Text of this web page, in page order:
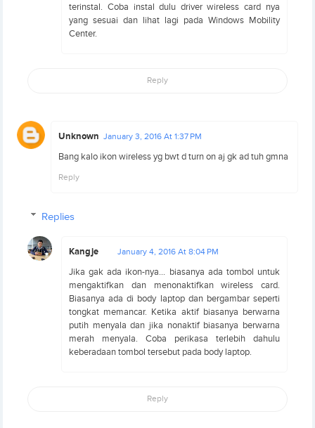
terinstal. Coba instal dulu driver wireless card nya
yang sesuai dan lihat lagi pada Windows Mobility
Center.
Reply
Unknown January 3, 2016 At 1:37 PM
Bang kalo ikon wireless yg bwt d turn on aj gk ad tuh gmna
Reply
Replies
Kangje January 4, 2016 At 8:04 PM
Jika gak ada ikon-nya... biasanya ada tombol untuk
mengaktifkan dan menonaktifkan wireless card.
Biasanya ada di body laptop dan bergambar seperti
tongkat memancar. Ketika aktif biasanya berwarna
putih menyala dan jika nonaktif biasanya berwarna
merah menyala. Coba perikasa terlebih dahulu
keberadaan tombol tersebut pada body laptop.
Reply